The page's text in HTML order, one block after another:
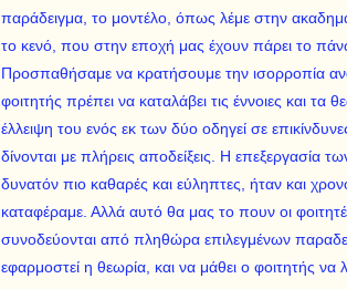
παράδειγμα, το μοντέλο, όπως λέμε στην
το κενό, που στην εποχή μας έχουν πάρει το
Προσπαθήσαμε να κρατήσουμε την ισορροπία
φοιτητής πρέπει να καταλάβει τις έννοιες και τα
έλλειψη του ενός εκ των δύο οδηγεί σε
δίνονται με πλήρεις αποδείξεις. Η
δυνατόν πιο καθαρές και εύληπτες, ήταν και
καταφέραμε. Αλλά αυτό θα μας το πουν οι
συνοδεύονται από πληθώρα επιλεγμένων
εφαρμοστεί η θεωρία, και να μάθει ο φοιτητής να